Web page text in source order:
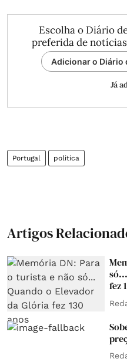
Escolha o Diário
preferida de
Adicionar o Diário
Já
Portugal politica
Artigos
fez